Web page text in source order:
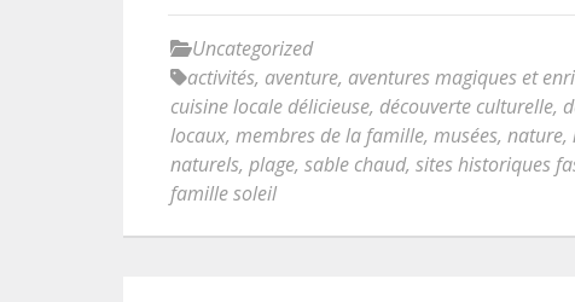
Uncategorized
activités, aventure, aventures magiques et
cuisine locale délicieuse, découverte culturelle,
locaux, membres de la famille, musées, nature,
naturels, plage, sable chaud, sites historiques
famille soleil